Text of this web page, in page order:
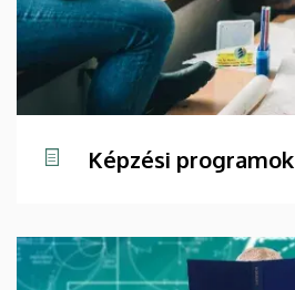
Képzési programok